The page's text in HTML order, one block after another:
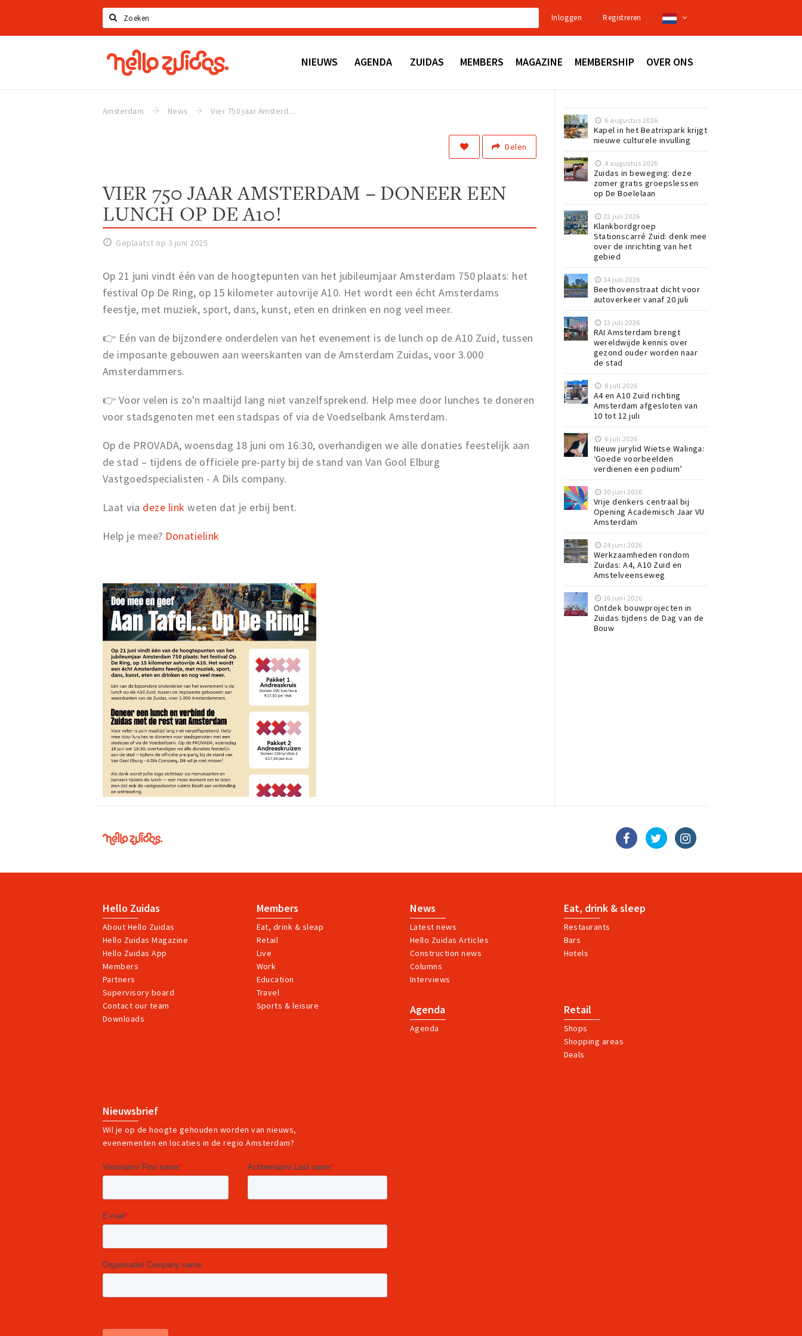
Zoeken
Inloggen Registreren
Hello
Zuidas
NIEUWS AGENDA ZUIDAS MEMBERS MAGAZINE MEMBERSHIP OVER ONS
Amsterdam News Vier 750 jaar Amsterdam – doneer een lunch op de A10!
Delen
VIER 750 JAAR AMSTERDAM – DONEER EEN
LUNCH OP DE A10!
Geplaatst op 3 juni 2025
Op 21 juni vindt één van de hoogtepunten van het jubileumjaar Amsterdam 750 plaats: het
festival Op De Ring, op 15 kilometer autovrije A10. Het wordt een écht Amsterdams
feestje, met muziek, sport, dans, kunst, eten en drinken en nog veel meer.
👉 Eén van de bijzondere onderdelen van het evenement is de lunch op de A10 Zuid, tussen
de imposante gebouwen aan weerskanten van de Amsterdam Zuidas, voor 3.000
Amsterdammers.
👉 Voor velen is zo'n maaltijd lang niet vanzelfsprekend. Help mee door lunches te doneren
voor stadsgenoten met een stadspas of via de Voedselbank Amsterdam.
Op de PROVADA, woensdag 18 juni om 16:30, overhandigen we alle donaties feestelijk aan
de stad – tijdens de officiële pre-party bij de stand van Van Gool Elburg
Vastgoedspecialisten - A Dils company.
Laat via deze linkweten dat je erbij bent.
Help je mee? Donatielink
6 augustus 2026
Kapel in het Beatrixpark krijgt
nieuwe culturele invulling
4 augustus 2026
Zuidas in beweging: deze
zomer gratis groepslessen
op De Boelelaan
22 juli 2026
Klankbordgroep
Stationscarré Zuid: denk mee
over de inrichting van het
gebied
14 juli 2026
Beethovenstraat dicht voor
autoverkeer vanaf 20 juli
13 juli 2026
RAI Amsterdam brengt
wereldwijde kennis over
gezond ouder worden naar
de stad
8 juli 2026
A4 en A10 Zuid richting
Amsterdam afgesloten van
10 tot 12 juli
6 juli 2026
Nieuw jurylid Wietse Walinga:
‘Goede voorbeelden
verdienen een podium’
30 juni 2026
Vrije denkers centraal bij
Opening Academisch Jaar VU
Amsterdam
24 juni 2026
Werkzaamheden rondom
Zuidas: A4, A10 Zuid en
Amstelveenseweg
16 juni 2026
Ontdek bouwprojecten in
Zuidas tijdens de Dag van de
Bouw
Hello
Zuidas
Hello Zuidas
About Hello Zuidas
Hello Zuidas Magazine
Hello Zuidas App
Members
Partners
Supervisory board
Contact our team
Downloads
Members
Eat, drink & sleap
Retail
Live
Work
Education
Travel
Sports & leisure
News
Latest news
Hello Zuidas Articles
Construction news
Columns
Interviews
Eat, drink & sleep
Restaurants
Bars
Hotels
Agenda
Agenda
Retail
Shops
Shopping areas
Deals
Nieuwsbrief
Wil je op de hoogte gehouden worden van nieuws,
evenementen en locaties in de regio Amsterdam?